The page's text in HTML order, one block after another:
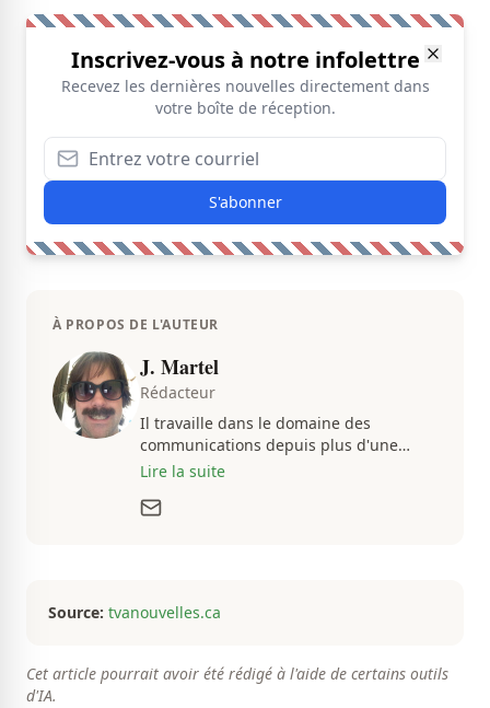
Inscrivez-vous à notre infolettre
Recevez les dernières nouvelles directement dans
votre boîte de réception.
S'abonner
À PROPOS DE L'AUTEUR
J. Martel
Rédacteur
Il travaille dans le domaine des
communications depuis plus d'une
dizaine d'années, en plus d'être
actualités. Autant intéressé par les
Lire la suite
Source: tvanouvelles.ca
Cet article pourrait avoir été rédigé à l'aide de certains outils
d'IA.